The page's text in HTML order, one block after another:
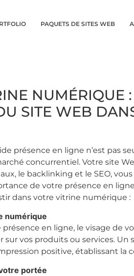
PAQUETS DE SITES WEB
NUMÉRIQUE
SITE WEB
présence en ligne n’est pas
concurrentiel. Votre site
le backlinking et le SEO,
de votre présence en
dans votre vitrine numérique :
numérique
en ligne, le visage de
vos produits ou services.
positive, établissant la
portée